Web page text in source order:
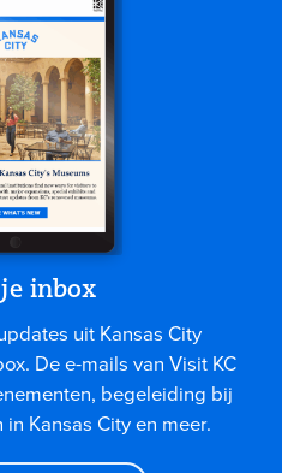
inbox
uit Kansas City
De e-mails van Visit KC
begeleiding bij
Kansas City en meer.